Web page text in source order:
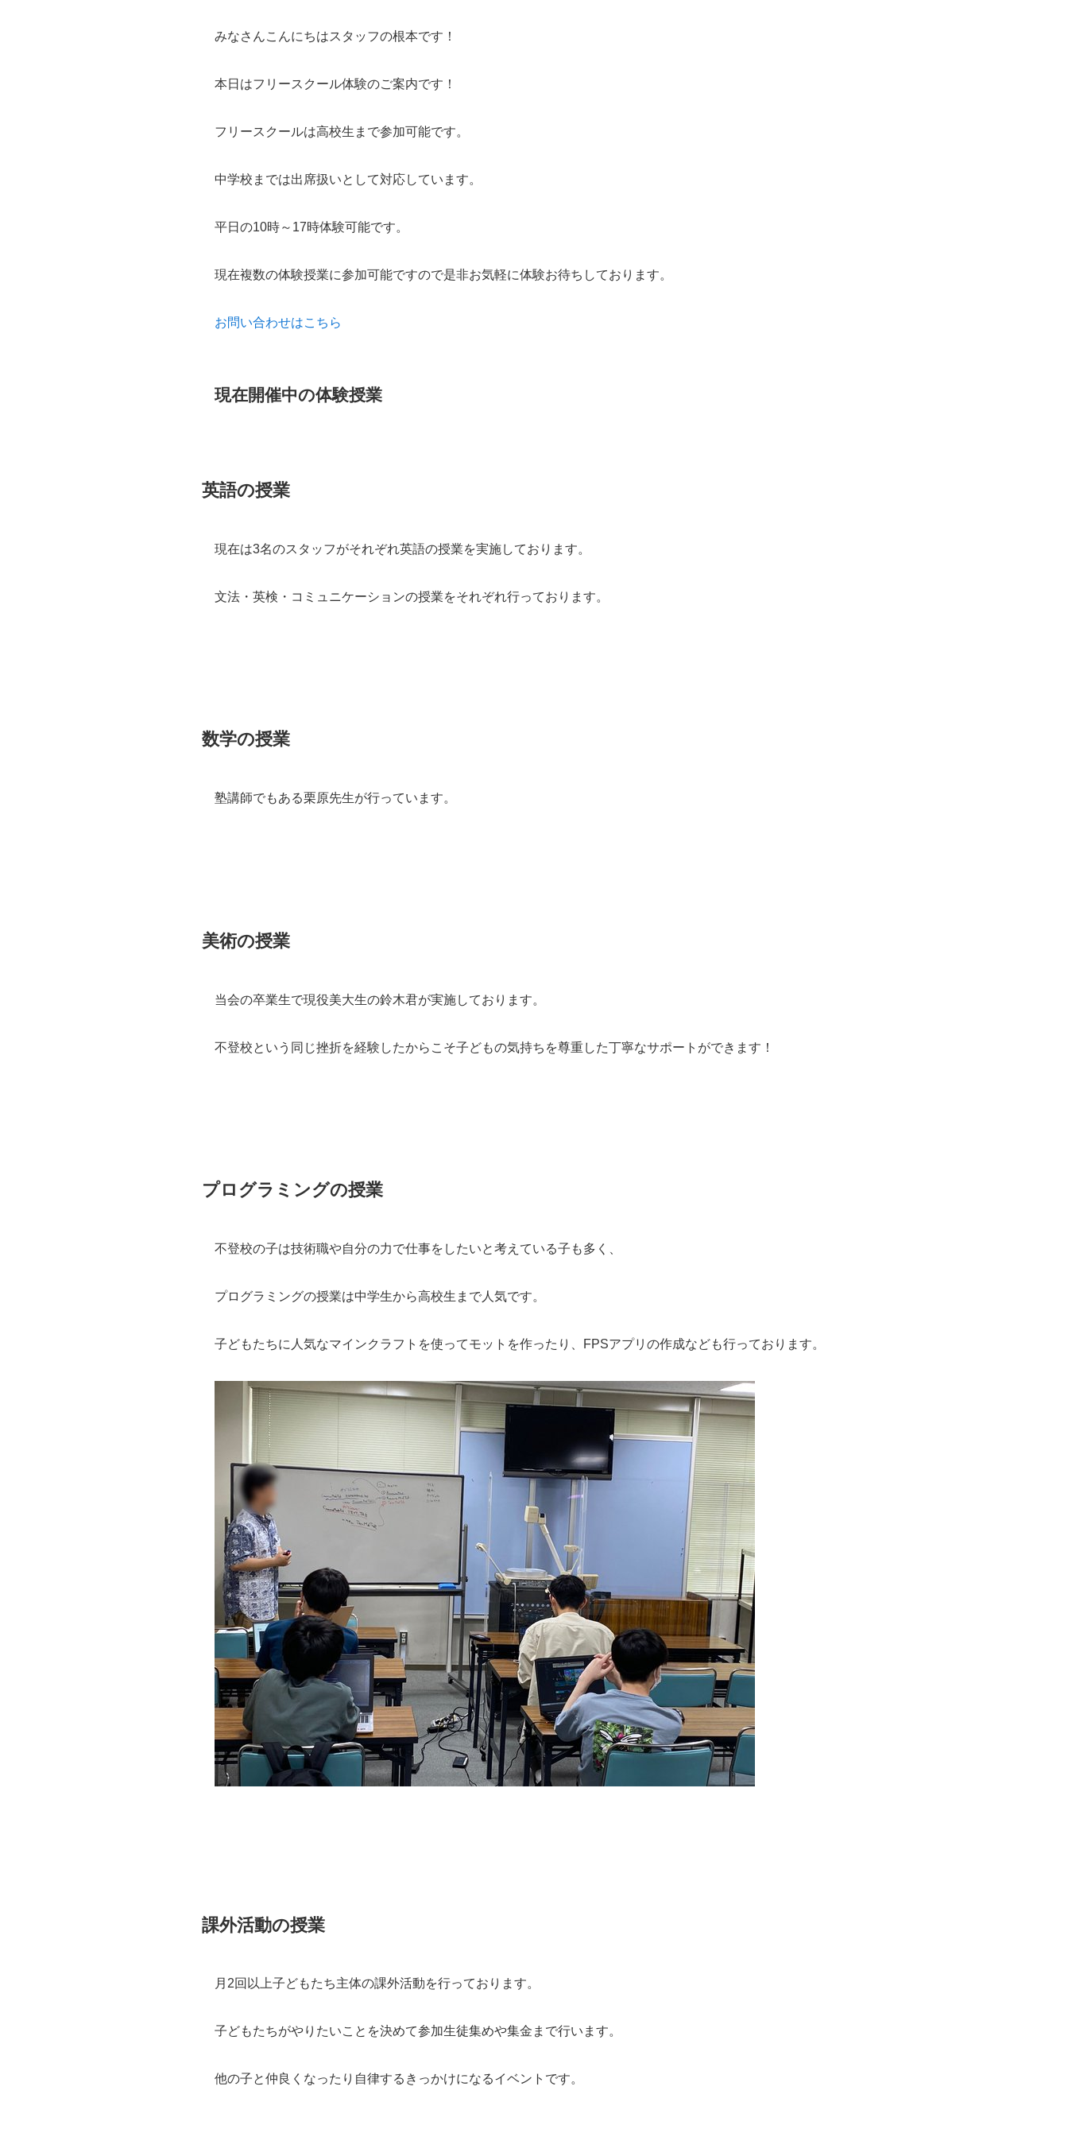
みなさんこんにちはスタッフの根本です！
本日はフリースクール体験のご案内です！
フリースクールは高校生まで参加可能です。
中学校までは出席扱いとして対応しています。
平日の10時～17時体験可能です。
現在複数の体験授業に参加可能ですので是非お気軽に体験お待ちしております。
お問い合わせはこちら
現在開催中の体験授業
英語の授業
現在は3名のスタッフがそれぞれ英語の授業を実施しております。
文法・英検・コミュニケーションの授業をそれぞれ行っております。
数学の授業
塾講師でもある栗原先生が行っています。
美術の授業
当会の卒業生で現役美大生の鈴木君が実施しております。
不登校という同じ挫折を経験したからこそ子どもの気持ちを尊重した丁寧なサポートができます！
プログラミングの授業
不登校の子は技術職や自分の力で仕事をしたいと考えている子も多く、
プログラミングの授業は中学生から高校生まで人気です。
子どもたちに人気なマインクラフトを使ってモットを作ったり、FPSアプリの作成なども行っております。
課外活動の授業
月2回以上子どもたち主体の課外活動を行っております。
子どもたちがやりたいことを決めて参加生徒集めや集金まで行います。
他の子と仲良くなったり自律するきっかけになるイベントです。